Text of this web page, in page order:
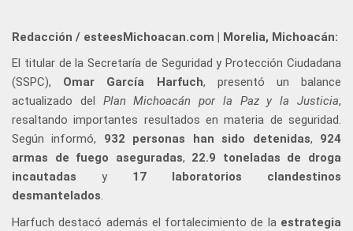
Redacción / esteesMichoacan.com | Morelia, Michoacán:
El titular de la Secretaría de Seguridad y Protección Ciudadana
(SSPC), Omar García Harfuch, presentó un balance
actualizado del Plan Michoacán por la Paz y la Justicia,
resaltando importantes resultados en materia de seguridad.
Según informó, 932 personas han sido detenidas, 924
armas de fuego aseguradas, 22.9 toneladas de droga
incautadas y 17 laboratorios clandestinos
desmantelados.
Harfuch destacó además el fortalecimiento de la estrategia